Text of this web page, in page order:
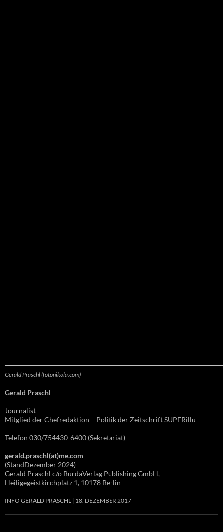
Gerald Praschl (fotonikola.com)
Gerald Praschl
Journalist
Mitglied der Chefredaktion – Politik der Zeitschrift SUPERillu
Telefon 030/754430-6400 (Sekretariat)
gerald.praschl(at)me.com
(StandDezember 2024)
Gerald Praschl c/o BurdaVerlag Publishing GmbH,
Heiligegeistkirchplatz 1, 10178 Berlin
INFO GERALD PRASCHL 18. DEZEMBER 2017